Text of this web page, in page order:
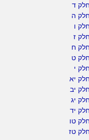
ד
ה
ו
ז
ח
ט
י
יא
יב
יג
יד
טו
טז